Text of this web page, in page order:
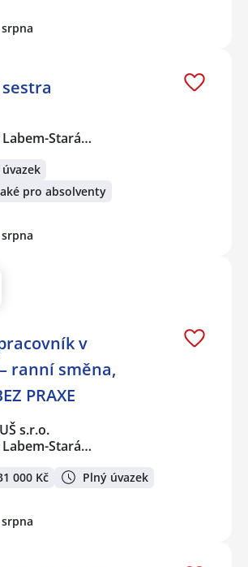
Stará…
pro absolventy
v
ranní směna,
PRAXE
s.r.o.
Stará…
000 Kč Plný úvazek